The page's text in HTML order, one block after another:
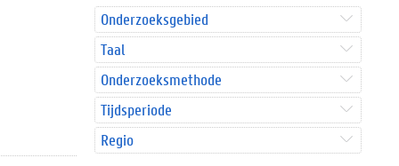
Onderzoeksgebied
Taal
Onderzoeksmethode
Tijdsperiode
Regio